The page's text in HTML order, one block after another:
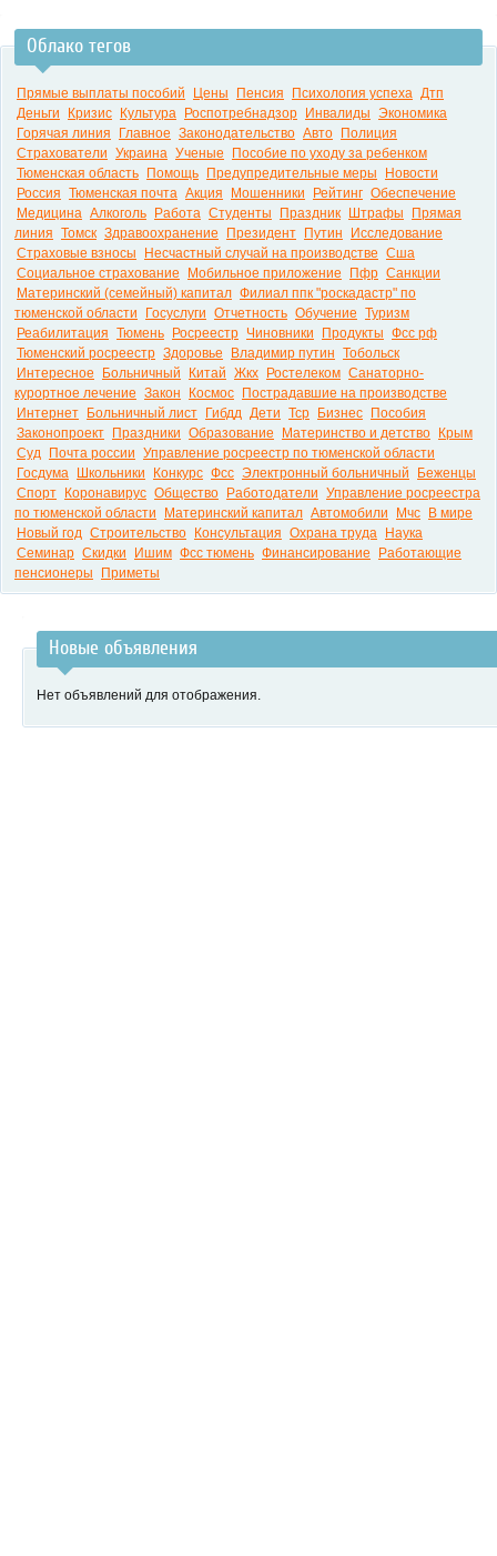
Облако тегов
Прямые выплаты пособий Цены Пенсия Психология успеха Дтп
Деньги
Кризис Культура Роспотребнадзор Инвалиды Экономика
Горячая линия
Главное Законодательство Авто
Полиция
Страхователи Украина Ученые
Пособие по уходу за ребенком
Тюменская область
Помощь Предупредительные меры
Новости
Россия Тюменская почта Акция Мошенники Рейтинг Обеспечение
Медицина Алкоголь Работа Студенты Праздник Штрафы
Прямая
линия Томск Здравоохранение Президент Путин
Исследование
Страховые взносы
Несчастный случай на производстве Сша
Социальное страхование
Мобильное приложение Пфр Санкции
Материнский (семейный) капитал Филиал ппк "роскадастр" по
тюменской области
Госуслуги Отчетность Обучение Туризм
Реабилитация Тюмень Росреестр Чиновники Продукты Фсс рф
Тюменский росреестр Здоровье Владимир путин Тобольск
Интересное
Больничный Китай Жкх Ростелеком Санаторно-
курортное лечение Закон Космос
Пострадавшие на производстве
Интернет
Больничный лист Гибдд Дети Тср Бизнес
Пособия
Законопроект
Праздники Образование Материнство и детство
Крым
Суд
Почта россии Управление росреестр по тюменской области
Госдума
Школьники Конкурс Фсс Электронный больничный
Беженцы
Спорт
Коронавирус Общество Работодатели Управление росреестра
по тюменской области
Материнский капитал Автомобили Мчс
В мире
Новый год Строительство Консультация Охрана труда
Наука
Семинар Скидки Ишим Фсс тюмень Финансирование
Работающие
пенсионеры
Приметы
Новые объявления
Нет объявлений для отображения.